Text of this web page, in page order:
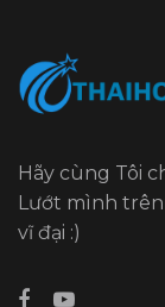
Hãy cùng Tôi
Lướt mình
vĩ đại :)